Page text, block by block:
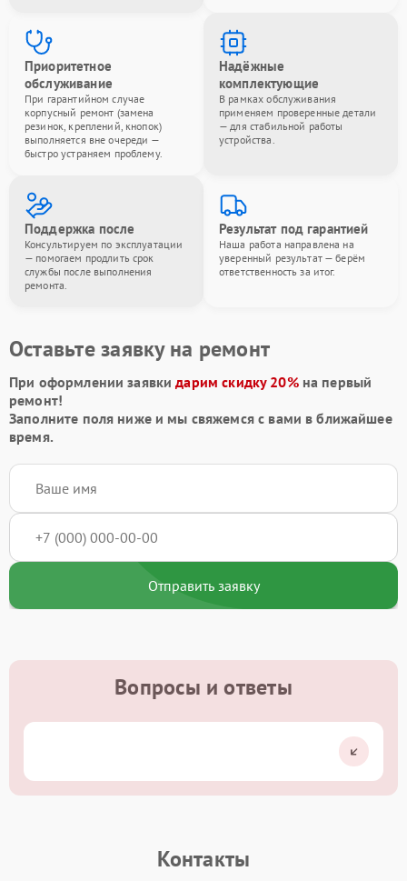
Приоритетное
обслуживание
При гарантийном случае
корпусный ремонт (замена
резинок, креплений, кнопок)
выполняется вне очереди —
быстро устраняем проблему.
Надёжные
комплектующие
В рамках обслуживания
применяем проверенные детали
— для стабильной работы
устройства.
Поддержка после
Консультируем по эксплуатации
— помогаем продлить срок
службы после выполнения
ремонта.
Результат под гарантией
Наша работа направлена на
уверенный результат — берём
ответственность за итог.
Оставьте заявку на ремонт
При оформлении заявкидарим скидку 20%на первый
ремонт!
Заполните поля ниже и мы свяжемся с вами в ближайшее
время.
Отправить заявку
Вопросы и ответы
Контакты